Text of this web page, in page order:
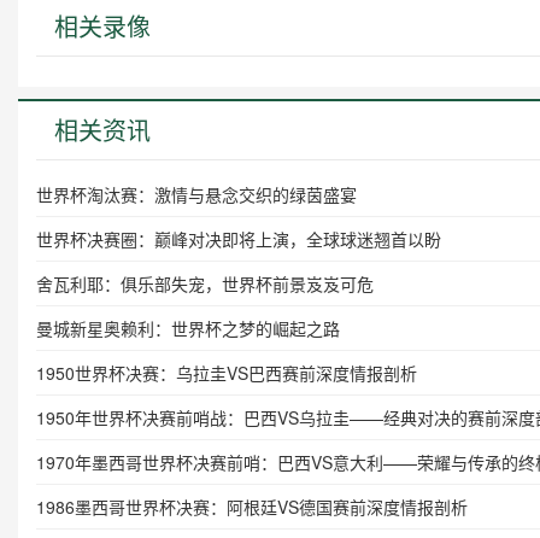
相关录像
相关资讯
世界杯淘汰赛：激情与悬念交织的绿茵盛宴
世界杯决赛圈：巅峰对决即将上演，全球球迷翘首以盼
舍瓦利耶：俱乐部失宠，世界杯前景岌岌可危
曼城新星奥赖利：世界杯之梦的崛起之路
1950世界杯决赛：乌拉圭VS巴西赛前深度情报剖析
1950年世界杯决赛前哨战：巴西VS乌拉圭——经典对决的赛前深度
1970年墨西哥世界杯决赛前哨：巴西VS意大利——荣耀与传承的终
1986墨西哥世界杯决赛：阿根廷VS德国赛前深度情报剖析